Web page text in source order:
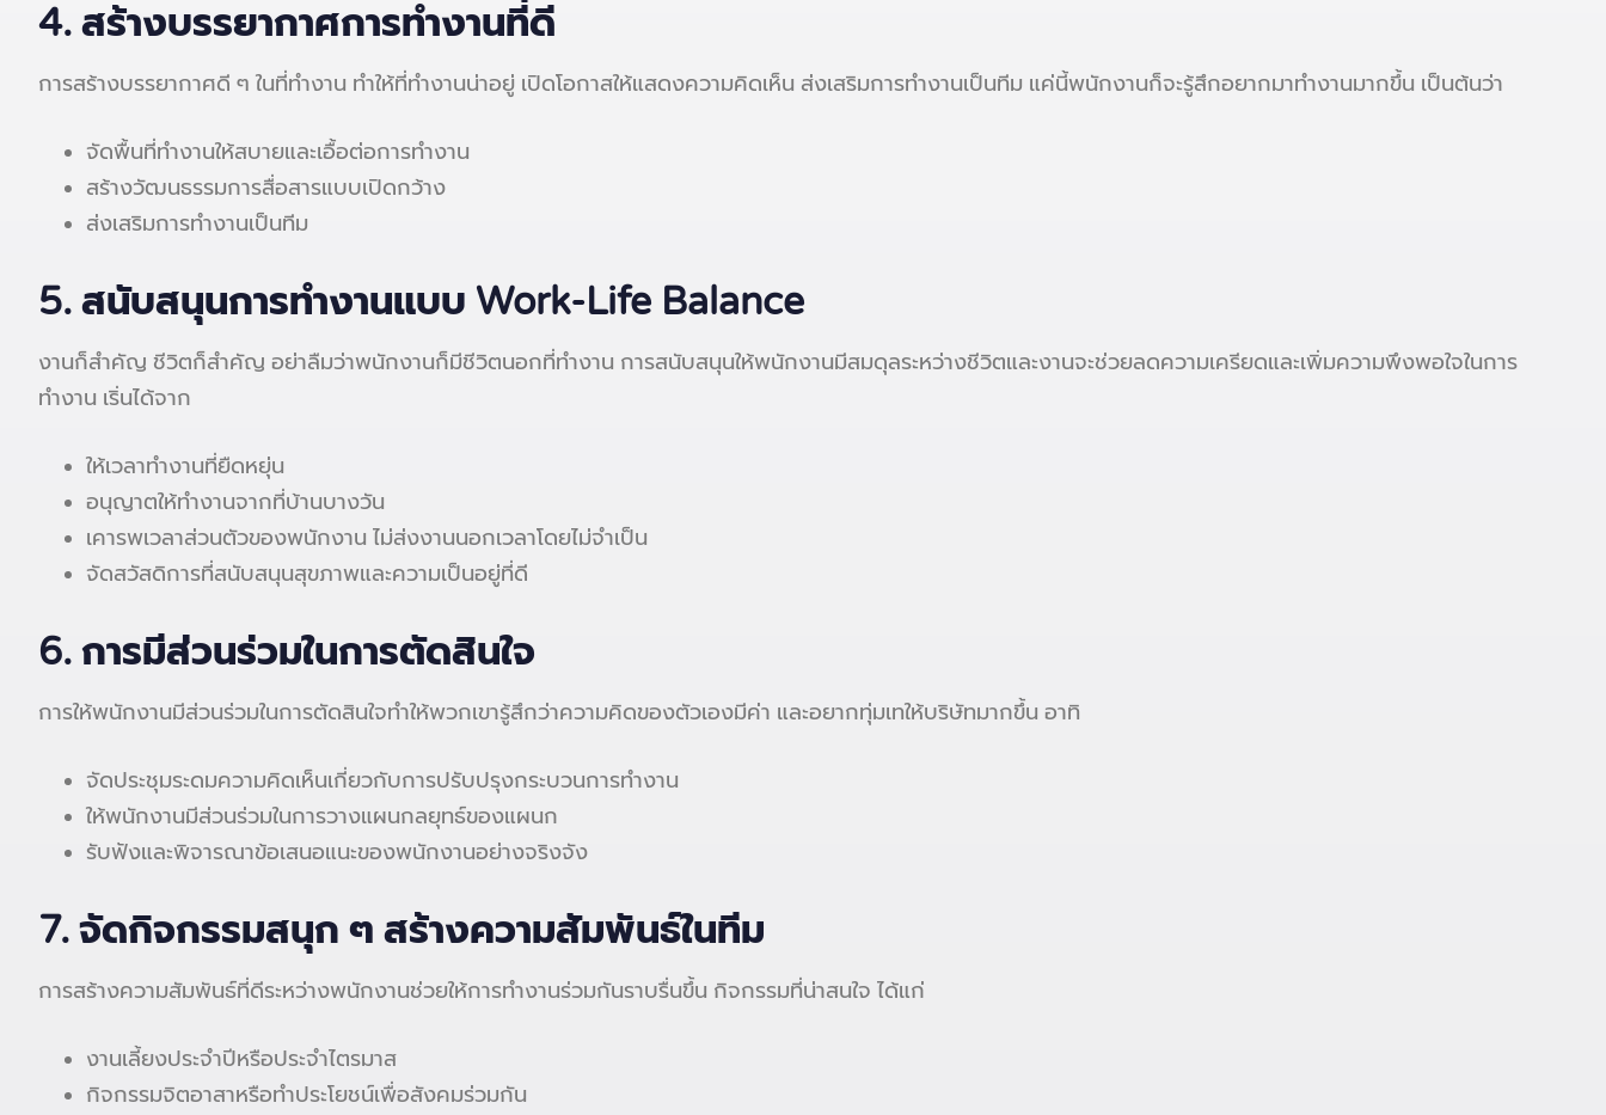
4. สร้างบรรยากาศการทำงานที่ดี
การสร้างบรรยากาศดี ๆ ในที่ทำงาน ทำให้ที่ทำงานน่าอยู่ เปิดโอกาสให้แสดงความคิดเห็น ส่งเสริมการทำงานเป็นทีม แค่นี้พนักงานก็จะรู้สึกอยากมาทำงานมากขึ้น เป็นต้นว่า
จัดพื้นที่ทำงานให้สบายและเอื้อต่อการทำงาน
สร้างวัฒนธรรมการสื่อสารแบบเปิดกว้าง
ส่งเสริมการทำงานเป็นทีม
5. สนับสนุนการทำงานแบบ Work-Life Balance
งานก็สำคัญ ชีวิตก็สำคัญ อย่าลืมว่าพนักงานก็มีชีวิตนอกที่ทำงาน การสนับสนุนให้พนักงานมีสมดุลระหว่างชีวิตและงานจะช่วยลดความเครียดและเพิ่มความพึงพอใจในการ
ทำงาน เริ่นได้จาก
ให้เวลาทำงานที่ยืดหยุ่น
อนุญาตให้ทำงานจากที่บ้านบางวัน
เคารพเวลาส่วนตัวของพนักงาน ไม่ส่งงานนอกเวลาโดยไม่จำเป็น
จัดสวัสดิการที่สนับสนุนสุขภาพและความเป็นอยู่ที่ดี
6. การมีส่วนร่วมในการตัดสินใจ
การให้พนักงานมีส่วนร่วมในการตัดสินใจทำให้พวกเขารู้สึกว่าความคิดของตัวเองมีค่า และอยากทุ่มเทให้บริษัทมากขึ้น อาทิ
จัดประชุมระดมความคิดเห็นเกี่ยวกับการปรับปรุงกระบวนการทำงาน
ให้พนักงานมีส่วนร่วมในการวางแผนกลยุทธ์ของแผนก
รับฟังและพิจารณาข้อเสนอแนะของพนักงานอย่างจริงจัง
7. จัดกิจกรรมสนุก ๆ สร้างความสัมพันธ์ในทีม
การสร้างความสัมพันธ์ที่ดีระหว่างพนักงานช่วยให้การทำงานร่วมกันราบรื่นขึ้น กิจกรรมที่น่าสนใจ ได้แก่
งานเลี้ยงประจำปีหรือประจำไตรมาส
กิจกรรมจิตอาสาหรือทำประโยชน์เพื่อสังคมร่วมกัน